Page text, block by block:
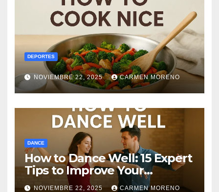
DEPORTES
NOVIEMBRE 22, 2025 CARMEN MORENO
DANCE
How to Dance Well: 15 Expert
Tips to Improve Your
Dancing Skills Fast
NOVIEMBRE 22, 2025 CARMEN MORENO